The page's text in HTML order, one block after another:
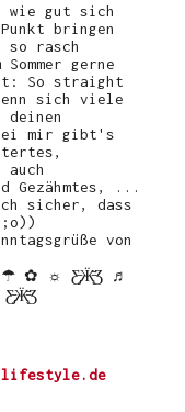
wie gut sich
bringen
so rasch
gerne
So straight
sich viele
mir gibt's
auch
Gezähmtes, ...
sicher, dass
von
✿ ☼ Ƹ̵̡Ӝ̵̨̄Ʒ ♬
lifestyle.de